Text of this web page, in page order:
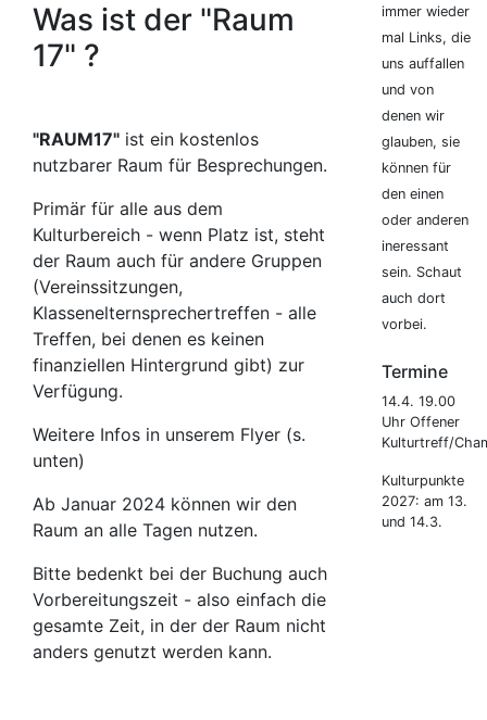
Was ist der "Raum
17" ?
"RAUM17" ist ein kostenlos
nutzbarer Raum für Besprechungen.
Primär für alle aus dem
Kulturbereich - wenn Platz ist, steht
der Raum auch für andere Gruppen
(Vereinssitzungen,
Klassenelternsprechertreffen - alle
Treffen, bei denen es keinen
finanziellen Hintergrund gibt) zur
Verfügung.
Weitere Infos in unserem Flyer (s.
unten)
Ab Januar 2024 können wir den
Raum an alle Tagen nutzen.
Bitte bedenkt bei der Buchung auch
Vorbereitungszeit - also einfach die
gesamte Zeit, in der der Raum nicht
anders genutzt werden kann.
immer wieder
mal Links, die
uns auffallen
und von
denen wir
glauben, sie
können für
den einen
oder anderen
ineressant
sein. Schaut
auch dort
vorbei.
Termine
14.4. 19.00
Uhr Offener
Kulturtreff/
Kulturpunkte
2027: am 13.
und 14.3.